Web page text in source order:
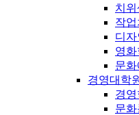
치
작
디
영
문
경영대학
경
문